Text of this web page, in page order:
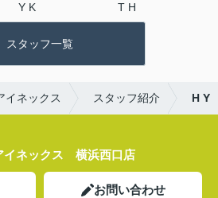
Y K T H
スタッフ一覧
イネックス スタッフ紹介 H Y
イネックス 横浜西口店
お問い合わせ